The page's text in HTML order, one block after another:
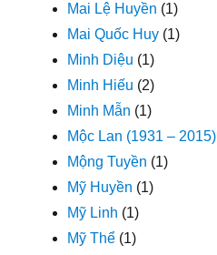
Mai Lệ Huyền (1)
Mai Quốc Huy (1)
Minh Diệu (1)
Minh Hiếu (2)
Minh Mẫn (1)
Mộc Lan (1931 – 2015)
Mộng Tuyền (1)
Mỹ Huyền (1)
Mỹ Linh (1)
Mỹ Thể (1)